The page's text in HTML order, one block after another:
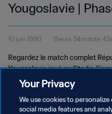
Yougoslavie |
Coupe du Monde
1990™ | Match
10 juin 1990 1heure 34minute
Regardez le match complet
Yougoslavie joué au Stadio
dimanche 10 juin 1990.
Your Privacy
We use cookies to
social media features and